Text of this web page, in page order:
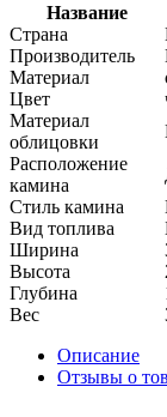
Название
Страна
Производитель
Материал
Цвет
Материал
облицовки
Расположение
камина
Стиль камина
Вид топлива
Ширина
Высота
Глубина
Вес
Описание
Отзывы о